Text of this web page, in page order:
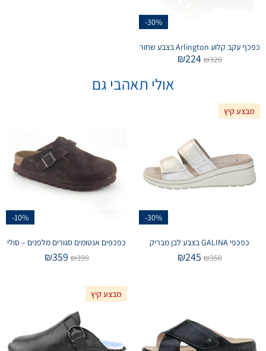
-30%
כפכף עקב קלוע Arlington בצבע שחור
₪320
₪224
אולי תאהבי גם
מבצע קיץ
-30%
כפכפי GALINA בצבע לבן מבריק
₪350
₪245
-10%
כפכפים אנטומים סגורים מלפנים – סולי
₪399
₪359
מבצע קיץ